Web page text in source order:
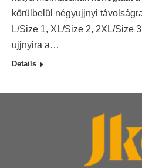
körülbelül négyujjnyi
L/Size 1, XL/Size 2, 2XL/Size
ujjnyira a…
Details